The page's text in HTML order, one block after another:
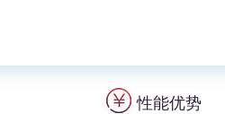
性能优势